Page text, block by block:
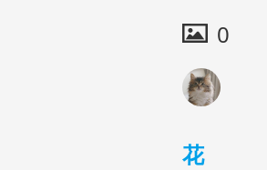
0
花